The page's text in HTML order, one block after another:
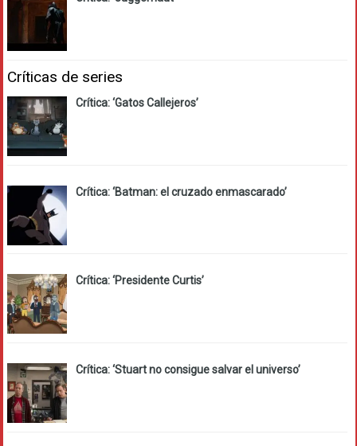
Críticas de series
Crítica: ‘Gatos Callejeros’
Crítica: ‘Batman: el cruzado enmascarado’
Crítica: ‘Presidente Curtis’
Crítica: ‘Stuart no consigue salvar el universo’